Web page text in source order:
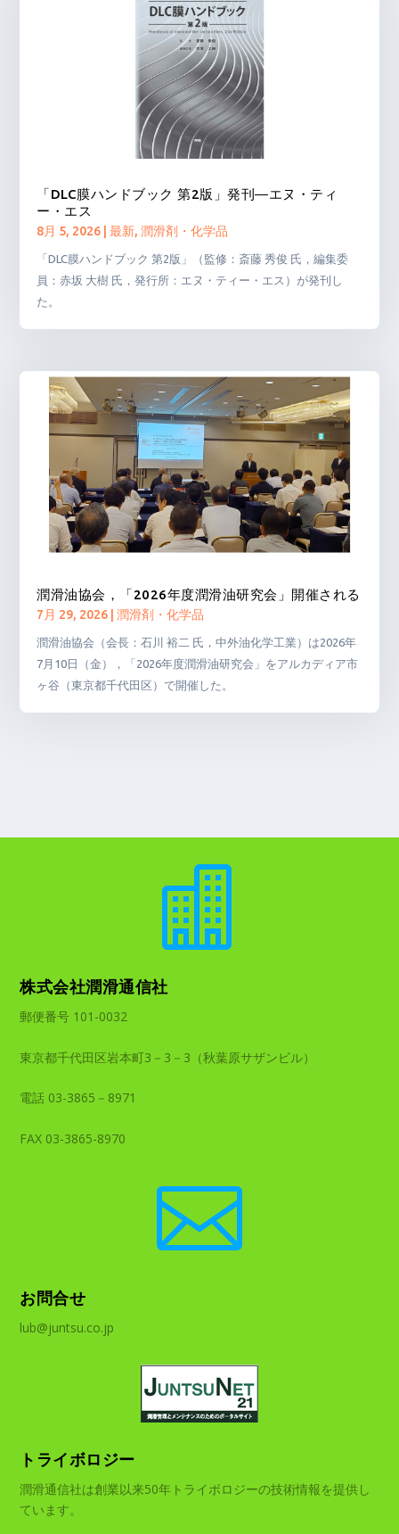
「DLC膜ハンドブック 第2版」発刊―エヌ・ティ
ー・エス
8月 5, 2026 |最新,潤滑剤・化学品
「DLC膜ハンドブック 第2版」（監修：斎藤 秀俊 氏，編集委
員：赤坂 大樹 氏，発行所：エヌ・ティー・エス）が発刊し
た。
潤滑油協会，「2026年度潤滑油研究会」開催される
7月 29, 2026 |潤滑剤・化学品
潤滑油協会（会長：石川 裕二 氏，中外油化学工業）は2026年
7月10日（金），「2026年度潤滑油研究会」をアルカディア市
ヶ谷（東京都千代田区）で開催した。

株式会社潤滑通信社
郵便番号 101-0032
東京都千代田区岩本町3－3－3（秋葉原サザンビル）
電話 03-3865－8971
FAX 03-3865-8970

お問合せ
lub@juntsu.co.jp
トライボロジー
潤滑通信社は創業以来50年トライボロジーの技術情報を提供し
ています。